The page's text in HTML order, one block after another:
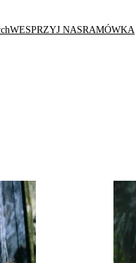
WESPRZYJ NASRAMÓWKA